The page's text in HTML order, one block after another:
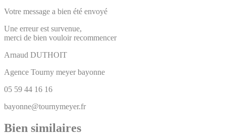
Votre message a bien été envoyé
Une erreur est survenue,
merci de bien vouloir recommencer
Arnaud DUTHOIT
Agence Tourny meyer bayonne
05 59 44 16 16
bayonne@tournymeyer.fr
Bien similaires